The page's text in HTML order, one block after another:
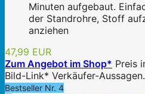
Minuten aufgebaut.
der Standrohre, Stoff
anziehen
47,99 EUR
Zum Angebot im Shop* Preis
Bild-Link* Verkäufer-
Bestseller Nr. 4